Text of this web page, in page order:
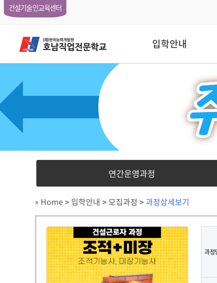
건설기술인교육센터
입학안내
연간운영과정
» Home> 입학안내 > 모집과정 >과정상세보기
과정